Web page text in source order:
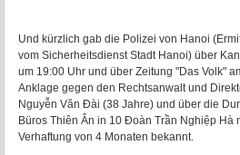
Und kürzlich gab die Polizei von Hanoi
vom Sicherheitsdienst Stadt Hanoi) über
um 19:00 Uhr und über Zeitung "Das Volk"
Anklage gegen den Rechtsanwalt und
Nguyễn Văn Đài (38 Jahre) und über die
Büros Thiên Ân in 10 Đoàn Trần Nghiệp Hà
Verhaftung von 4 Monaten bekannt.